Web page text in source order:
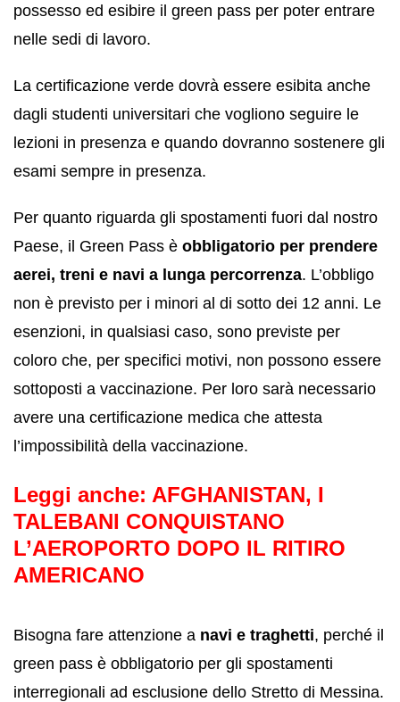
possesso ed esibire il green pass per poter entrare
nelle sedi di lavoro.
La certificazione verde dovrà essere esibita anche
dagli studenti universitari che vogliono seguire le
lezioni in presenza e quando dovranno sostenere gli
esami sempre in presenza.
Per quanto riguarda gli spostamenti fuori dal nostro
Paese, il Green Pass è obbligatorio per prendere
aerei, treni e navi a lunga percorrenza. L’obbligo
non è previsto per i minori al di sotto dei 12 anni. Le
esenzioni, in qualsiasi caso, sono previste per
coloro che, per specifici motivi, non possono essere
sottoposti a vaccinazione. Per loro sarà necessario
avere una certificazione medica che attesta
l’impossibilità della vaccinazione.
Leggi anche: AFGHANISTAN, I
TALEBANI CONQUISTANO
L’AEROPORTO DOPO IL RITIRO
AMERICANO
Bisogna fare attenzione a navi e traghetti, perché il
green pass è obbligatorio per gli spostamenti
interregionali ad esclusione dello Stretto di Messina.